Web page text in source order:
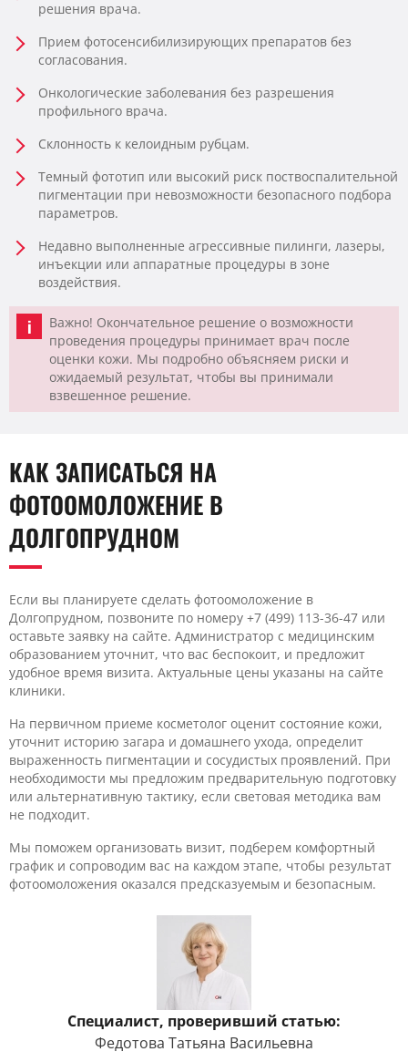
решения врача.
Прием фотосенсибилизирующих препаратов без
согласования.
Онкологические заболевания без разрешения
профильного врача.
Склонность к келоидным рубцам.
Темный фототип или высокий риск поствоспалительной
пигментации при невозможности безопасного подбора
параметров.
Недавно выполненные агрессивные пилинги, лазеры,
инъекции или аппаратные процедуры в зоне
воздействия.
Важно! Окончательное решение о возможности
проведения процедуры принимает врач после
оценки кожи. Мы подробно объясняем риски и
ожидаемый результат, чтобы вы принимали
взвешенное решение.
КАК ЗАПИСАТЬСЯ НА
ФОТООМОЛОЖЕНИЕ В
ДОЛГОПРУДНОМ
Если вы планируете сделать фотоомоложение в
Долгопрудном, позвоните по номеру +7 (499) 113-36-47 или
оставьте заявку на сайте. Администратор с медицинским
образованием уточнит, что вас беспокоит, и предложит
удобное время визита. Актуальные цены указаны на сайте
клиники.
На первичном приеме косметолог оценит состояние кожи,
уточнит историю загара и домашнего ухода, определит
выраженность пигментации и сосудистых проявлений. При
необходимости мы предложим предварительную подготовку
или альтернативную тактику, если световая методика вам
не подходит.
Мы поможем организовать визит, подберем комфортный
график и сопроводим вас на каждом этапе, чтобы результат
фотоомоложения оказался предсказуемым и безопасным.
Специалист, проверивший статью:
Федотова Татьяна Васильевна